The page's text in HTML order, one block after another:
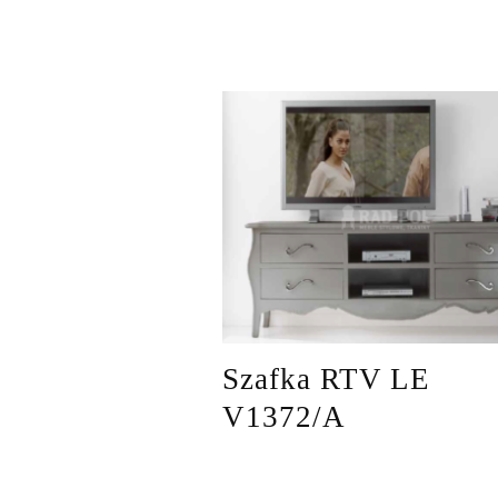
Szafka RTV LE
V1372/A